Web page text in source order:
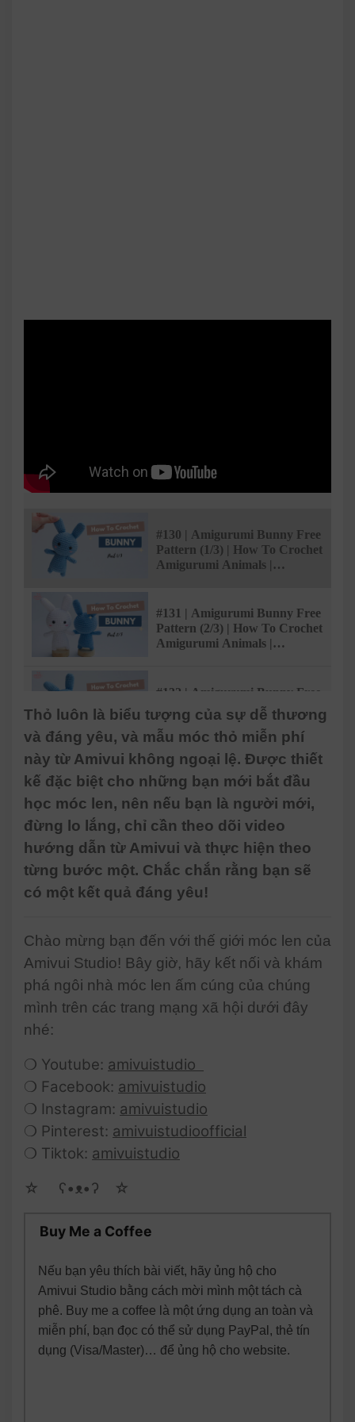
#130 | Amigurumi Bunny Free
Pattern (1/3) | How To Crochet
Amigurumi Animals |
#131 | Amigurumi Bunny Free
Pattern (2/3) | How To Crochet
Amigurumi Animals |
#132 | Amigurumi Bunny Free
Pattern (3/3) | How To Crochet
Amigurumi Animals |
@AmivuiStudio
Thỏ luôn là biểu tượng của sự dễ thương
và đáng yêu, và mẫu móc thỏ miễn phí
này từ Amivui không ngoại lệ. Được thiết
kế đặc biệt cho những bạn mới bắt đầu
học móc len, nên nếu bạn là người mới,
đừng lo lắng, chỉ cần theo dõi video
hướng dẫn từ Amivui và thực hiện theo
từng bước một. Chắc chắn rằng bạn sẽ
có một kết quả đáng yêu!
Chào mừng bạn đến với thế giới móc len của
Amivui Studio! Bây giờ, hãy kết nối và khám
phá ngôi nhà móc len ấm cúng của chúng
mình trên các trang mạng xã hội dưới đây
nhé:
❍ Youtube: amivuistudio
❍ Facebook: amivuistudio
❍ Instagram: amivuistudio
❍ Pinterest: amivuistudioofficial
❍ Tiktok: amivuistudio
☆ゝ ʕ•ᴥ•ʔゝ☆
Buy Me a Coffee
Nếu bạn yêu thích bài viết, hãy ủng hộ cho
Amivui Studio bằng cách mời mình một tách cà
phê. Buy me a coffee là một ứng dụng an toàn và
miễn phí, bạn đọc có thể sử dụng PayPal, thẻ tín
dụng (Visa/Master)… để ủng hộ cho website.